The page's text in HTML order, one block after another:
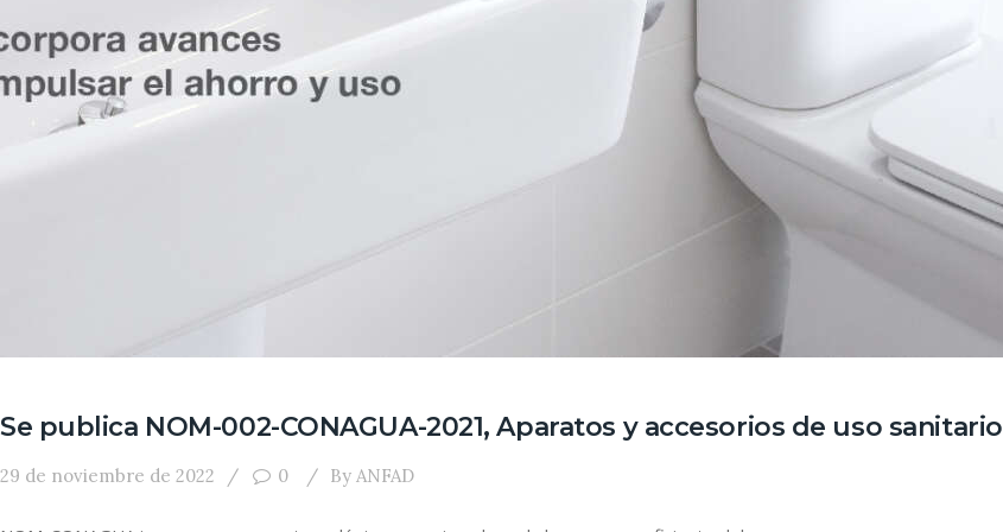
Se publica NOM-002-CONAGUA-2021, Aparatos y accesorios de uso sanitario
29 de noviembre de 2022 0 By ANFAD